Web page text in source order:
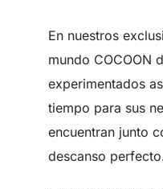
En nuestros
mundo COCOON
experimentados
tiempo para sus
encuentran junto
descanso